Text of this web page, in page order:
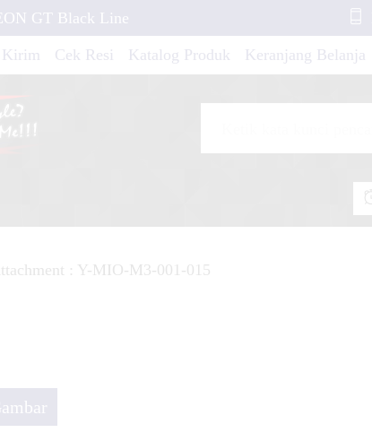
GT Black Line
150 THAILAND
Kirim Cek Resi Katalog Produk Keranjang Belanja
: Y-MIO-M3-001-015